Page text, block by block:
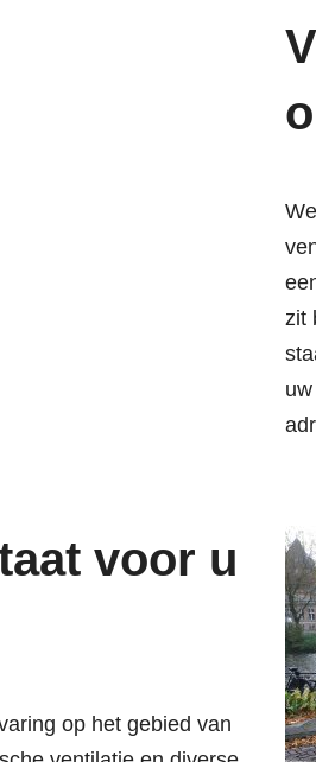
zit
voor u
op het gebied van